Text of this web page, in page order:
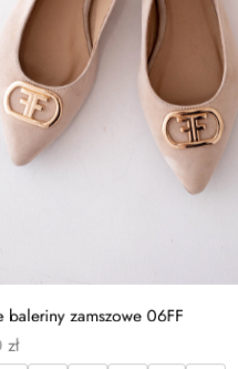
baleriny zamszowe 06FF
zł